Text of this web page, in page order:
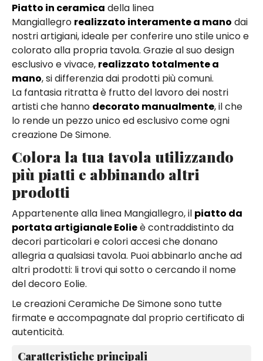
Piatto in ceramica della linea
Mangiallegro realizzato interamente a mano dai
nostri artigiani, ideale per conferire uno stile unico e
colorato alla propria tavola. Grazie al suo design
esclusivo e vivace, realizzato totalmente a
mano, si differenzia dai prodotti più comuni.
La fantasia ritratta è frutto del lavoro dei nostri
artisti che hanno decorato manualmente, il che
lo rende un pezzo unico ed esclusivo come ogni
creazione De Simone.
Colora la tua tavola utilizzando
più piatti e abbinando altri
prodotti
Appartenente alla linea Mangiallegro, il piatto da
portata artigianale Eolieè contraddistinto da
decori particolari e colori accesi che donano
allegria a qualsiasi tavola. Puoi abbinarlo anche ad
altri prodotti: li trovi qui sotto o cercando il nome
del decoro Eolie.
Le creazioni Ceramiche De Simone sono tutte
firmate e accompagnate dal proprio certificato di
autenticità.
Caratteristiche principali